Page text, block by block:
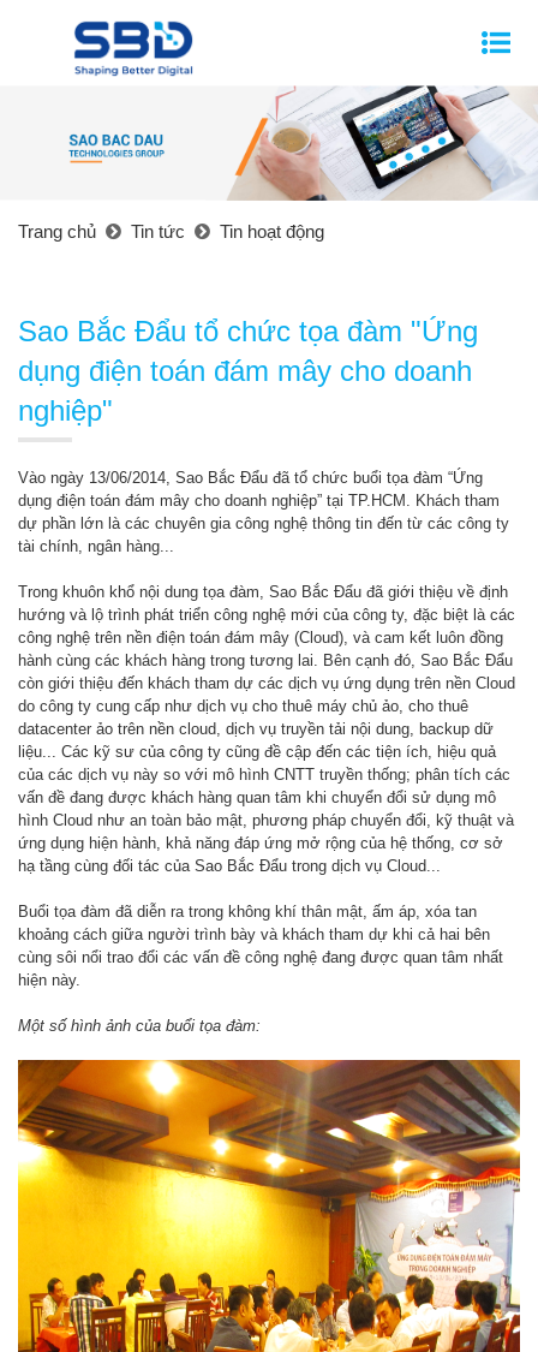
Trang chủ Tin tức Tin hoạt động
Sao Bắc Đẩu tổ chức tọa đàm "Ứng
dụng điện toán đám mây cho doanh
nghiệp"
Vào ngày 13/06/2014, Sao Bắc Đẩu đã tổ chức buổi tọa đàm “Ứng
dụng điện toán đám mây cho doanh nghiệp” tại TP.HCM. Khách tham
dự phần lớn là các chuyên gia công nghệ thông tin đến từ các công ty
tài chính, ngân hàng...
Trong khuôn khổ nội dung tọa đàm, Sao Bắc Đẩu đã giới thiệu về định
hướng và lộ trình phát triển công nghệ mới của công ty, đặc biệt là các
công nghệ trên nền điện toán đám mây (Cloud), và cam kết luôn đồng
hành cùng các khách hàng trong tương lai. Bên cạnh đó, Sao Bắc Đẩu
còn giới thiệu đến khách tham dự các dịch vụ ứng dụng trên nền Cloud
do công ty cung cấp như dịch vụ cho thuê máy chủ ảo, cho thuê
datacenter ảo trên nền cloud, dịch vụ truyền tải nội dung, backup dữ
liệu... Các kỹ sư của công ty cũng đề cập đến các tiện ích, hiệu quả
của các dịch vụ này so với mô hình CNTT truyền thống; phân tích các
vấn đề đang được khách hàng quan tâm khi chuyển đổi sử dụng mô
hình Cloud như an toàn bảo mật, phương pháp chuyển đổi, kỹ thuật và
ứng dụng hiện hành, khả năng đáp ứng mở rộng của hệ thống, cơ sở
hạ tầng cùng đối tác của Sao Bắc Đẩu trong dịch vụ Cloud...
Buổi tọa đàm đã diễn ra trong không khí thân mật, ấm áp, xóa tan
khoảng cách giữa người trình bày và khách tham dự khi cả hai bên
cùng sôi nổi trao đổi các vấn đề công nghệ đang được quan tâm nhất
hiện này.
Một số hình ảnh của buổi tọa đàm: